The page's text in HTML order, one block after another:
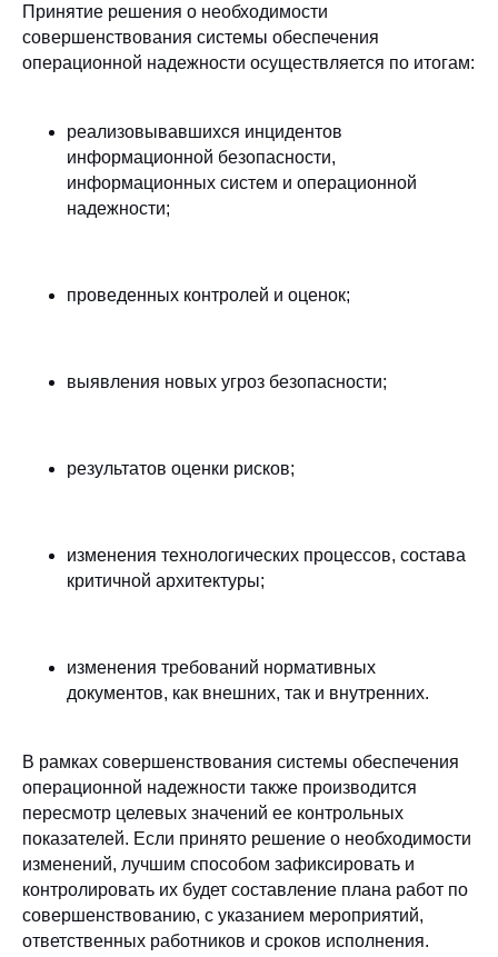
Принятие решения о необходимости
совершенствования системы обеспечения
операционной надежности осуществляется по итогам:
реализовывавшихся инцидентов
информационной безопасности,
информационных систем и операционной
надежности;
проведенных контролей и оценок;
выявления новых угроз безопасности;
результатов оценки рисков;
изменения технологических процессов, состава
критичной архитектуры;
изменения требований нормативных
документов, как внешних, так и внутренних.
В рамках совершенствования системы обеспечения
операционной надежности также производится
пересмотр целевых значений ее контрольных
показателей. Если принято решение о необходимости
изменений, лучшим способом зафиксировать и
контролировать их будет составление плана работ по
совершенствованию, с указанием мероприятий,
ответственных работников и сроков исполнения.